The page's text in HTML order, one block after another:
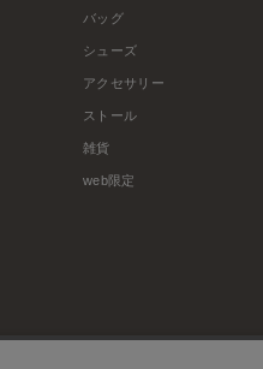
バッグ
シューズ
アクセサリー
ストール
雑貨
web限定